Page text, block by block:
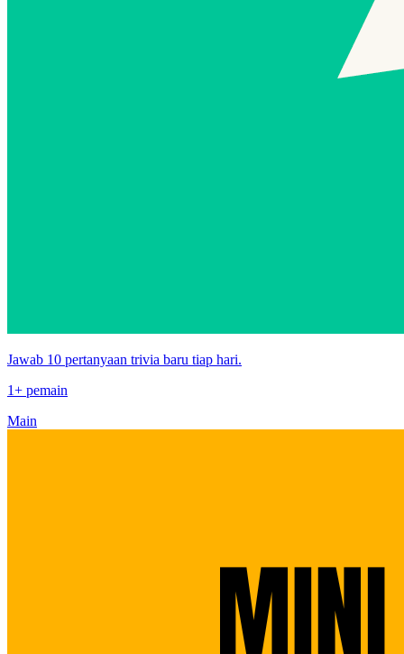
Jawab 10 pertanyaan trivia baru tiap hari.
1+ pemain
Main